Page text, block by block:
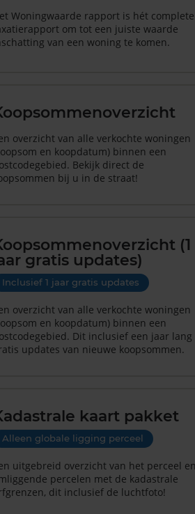
Woningwaarde rapport is hét complete
om tot een juiste waarde
van een woning te komen.
overzicht van alle verkochte woningen
en koopdatum) binnen een
Bekijk direct de
bij u in de straat!
(1
gratis updates)
Inclusief 1 jaar gratis updates
overzicht van alle verkochte woningen
en koopdatum) binnen een
Dit inclusief een jaar lang
updates van nieuwe koopsommen.
kaart pakket
Alleen globale ligging perceel
uitgebreid overzicht van het perceel en
percelen met de kadastrale
dit inclusief de luchtfoto!